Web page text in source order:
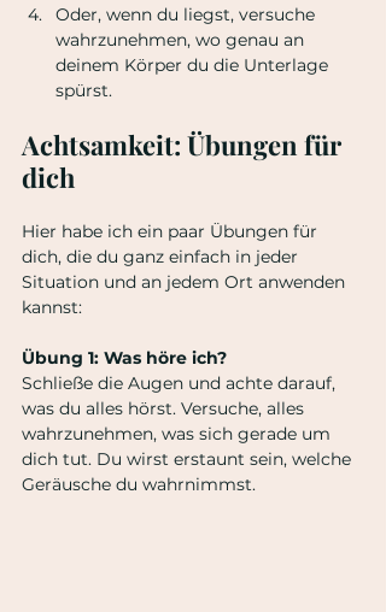
Oder, wenn du liegst, versuche
wahrzunehmen, wo genau an
deinem Körper du die Unterlage
spürst.
Achtsamkeit: Übungen für
dich
Hier habe ich ein paar Übungen für
dich, die du ganz einfach in jeder
Situation und an jedem Ort anwenden
kannst:
Übung 1: Was höre ich?
Schließe die Augen und achte darauf,
was du alles hörst. Versuche, alles
wahrzunehmen, was sich gerade um
dich tut. Du wirst erstaunt sein, welche
Geräusche du wahrnimmst.